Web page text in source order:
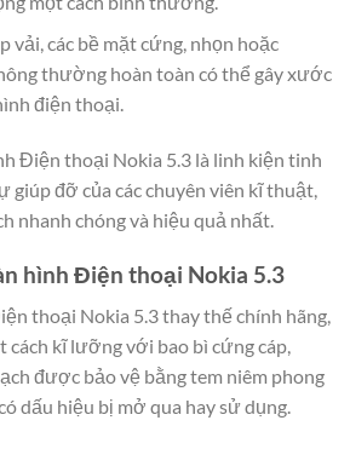
vải, các bề mặt cứng, nhọn hoặc
thường hoàn toàn có thể gây xước
điện thoại.
Điện thoại Nokia 5.3 là linh kiện tinh
giúp đỡ của các chuyên viên kĩ thuật,
nhanh chóng và hiệu quả nhất.
hình Điện thoại Nokia 5.3
thoại Nokia 5.3 thay thế chính hãng,
kĩ lưỡng với bao bì cứng cáp,
được bảo vệ bằng tem niêm phong
dấu hiệu bị mở qua hay sử dụng.